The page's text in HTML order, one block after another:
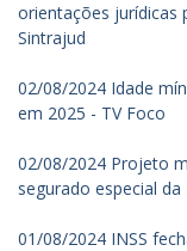
orientações jurídicas
Sintrajud
02/08/2024 Idade
em 2025 - TV Foco
02/08/2024 Projeto
segurado especial
01/08/2024 INSS